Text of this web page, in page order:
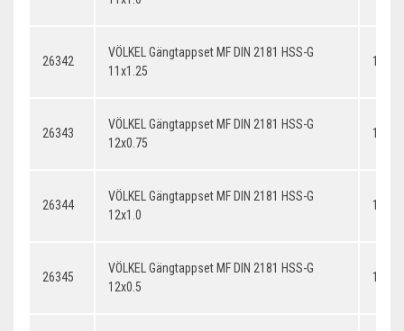
26342
VÖLKEL Gängtappset MF DIN 2181 HSS-G
11x1.25
26343
VÖLKEL Gängtappset MF DIN 2181 HSS-G
12x0.75
26344
VÖLKEL Gängtappset MF DIN 2181 HSS-G
12x1.0
26345
VÖLKEL Gängtappset MF DIN 2181 HSS-G
12x0.5